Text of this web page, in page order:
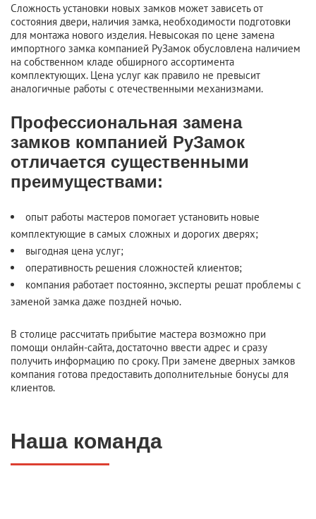
Сложность установки новых замков может зависеть от
состояния двери, наличия замка, необходимости подготовки
для монтажа нового изделия. Невысокая по цене замена
импортного замка компанией РуЗамок обусловлена наличием
на собственном кладе обширного ассортимента
комплектующих. Цена услуг как правило не превысит
аналогичные работы с отечественными механизмами.
Профессиональная замена
замков компанией РуЗамок
отличается существенными
преимуществами:
опыт работы мастеров помогает установить новые
комплектующие в самых сложных и дорогих дверях;
выгодная цена услуг;
оперативность решения сложностей клиентов;
компания работает постоянно, эксперты решат проблемы с
заменой замка даже поздней ночью.
В столице рассчитать прибытие мастера возможно при
помощи онлайн-сайта, достаточно ввести адрес и сразу
получить информацию по сроку. При замене дверных замков
компания готова предоставить дополнительные бонусы для
клиентов.
Наша команда